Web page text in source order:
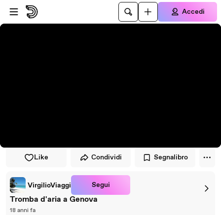
Vai al lettore
Passa al contenuto principale
Accedi
Like Condividi Segnalibro
VirgilioViaggi Segui
Tromba d'aria a Genova
18 anni fa